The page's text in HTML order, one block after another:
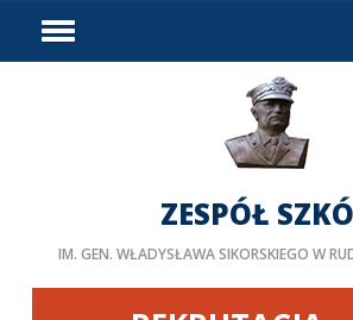
HOME
LINKI
ZESPÓŁ
IM. GEN. WŁADYSŁAWA SIKORSKIEGO W